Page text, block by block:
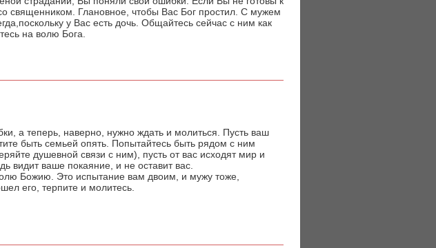
священником. Глановное, чтобы Вас Бог простил. С мужем
у Вас есть дочь. Общайтесь сейчас с ним как
на волю Бога.
а теперь, наверно, нужно ждать и молиться. Пусть ваш
быть семьей опять. Попытайтесь быть рядом с ним
душевной связи с ним), пусть от вас исходят мир и
видит ваше покаяние, и не оставит вас.
Божию. Это испытание вам двоим, и мужу тоже,
его, терпите и молитесь.